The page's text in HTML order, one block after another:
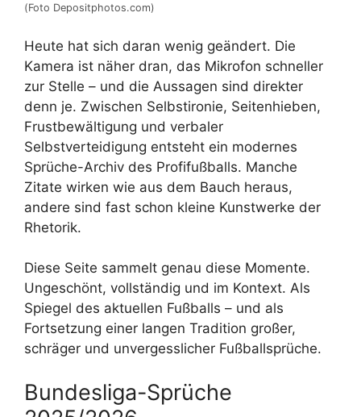
(Foto Depositphotos.com)
Heute hat sich daran wenig geändert. Die
Kamera ist näher dran, das Mikrofon schneller
zur Stelle – und die Aussagen sind direkter
denn je. Zwischen Selbstironie, Seitenhieben,
Frustbewältigung und verbaler
Selbstverteidigung entsteht ein modernes
Sprüche-Archiv des Profifußballs. Manche
Zitate wirken wie aus dem Bauch heraus,
andere sind fast schon kleine Kunstwerke der
Rhetorik.
Diese Seite sammelt genau diese Momente.
Ungeschönt, vollständig und im Kontext. Als
Spiegel des aktuellen Fußballs – und als
Fortsetzung einer langen Tradition großer,
schräger und unvergesslicher Fußballsprüche.
Bundesliga-Sprüche